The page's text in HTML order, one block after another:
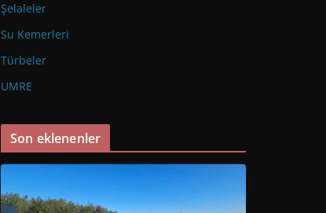
Şelaleler
Su Kemerleri
Türbeler
UMRE
Son eklenenler